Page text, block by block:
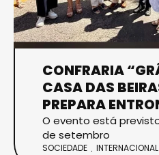
CONFRARIA
CASA DAS
PREPARA
O evento está
de setembro
SOCIEDADE INTERNACIONAL